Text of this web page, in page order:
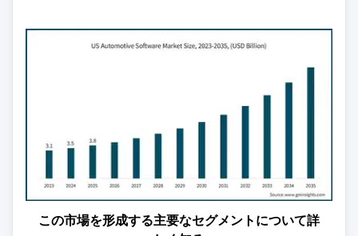
この市場を形成する主要なセグメントについて詳